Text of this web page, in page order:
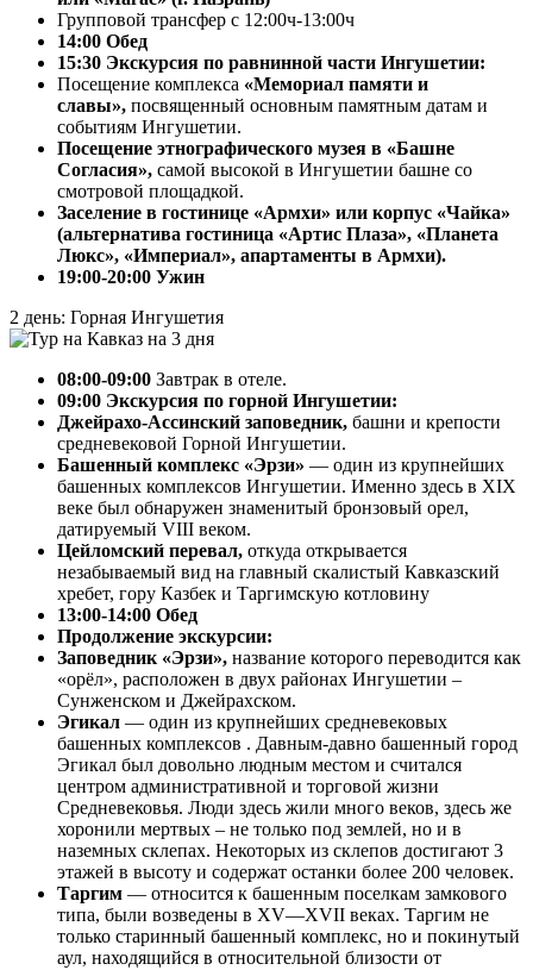
Групповой трансфер с 12:00ч-13:00ч
14:00 Обед
15:30 Экскурсия по равнинной части Ингушетии:
Посещение комплекса «Мемориал памяти и
славы», посвященный основным памятным датам и
событиям Ингушетии.
Посещение этнографического музея в «Башне
Согласия», самой высокой в Ингушетии башне со
смотровой площадкой.
Заселение в гостинице «Армхи» или корпус «Чайка»
(альтернатива гостиница «Артис Плаза», «Планета
Люкс», «Империал», апартаменты в Армхи).
19:00-20:00 Ужин
2 день: Горная Ингушетия
08:00-09:00 Завтрак в отеле.
09:00 Экскурсия по горной Ингушетии:
Джейрахо-Ассинский заповедник, башни и крепости
средневековой Горной Ингушетии.
Башенный комплекс «Эрзи» — один из крупнейших
башенных комплексов Ингушетии. Именно здесь в XIX
веке был обнаружен знаменитый бронзовый орел,
датируемый VIII веком.
Цейломский перевал, откуда открывается
незабываемый вид на главный скалистый Кавказский
хребет, гору Казбек и Таргимскую котловину
13:00-14:00 Обед
Продолжение экскурсии:
Заповедник «Эрзи», название которого переводится как
«орёл», расположен в двух районах Ингушетии –
Сунженском и Джейрахском.
Эгикал — один из крупнейших средневековых
башенных комплексов . Давным-давно башенный город
Эгикал был довольно людным местом и считался
центром административной и торговой жизни
Средневековья. Люди здесь жили много веков, здесь же
хоронили мертвых – не только под землей, но и в
наземных склепах. Некоторых из склепов достигают 3
этажей в высоту и содержат останки более 200 человек.
Таргим — относится к башенным поселкам замкового
типа, были возведены в XV—XVII веках. Таргим не
только старинный башенный комплекс, но и покинутый
аул, находящийся в относительной близости от